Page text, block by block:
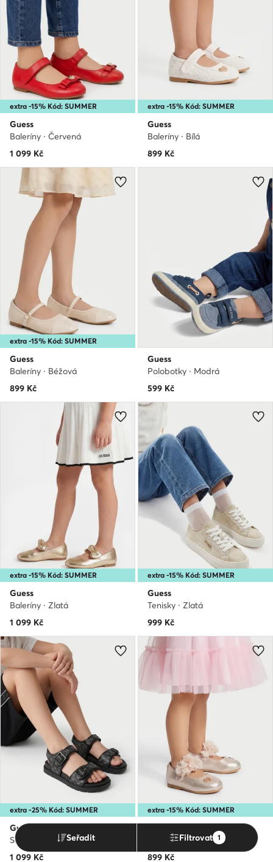
extra -15% Kód: SUMMER
Guess
Baleríny · Červená
1 099 Kč
extra -15% Kód: SUMMER
Guess
Baleríny · Bílá
899 Kč
extra -15% Kód: SUMMER
Guess
Baleríny · Béžová
899 Kč
Guess
Polobotky · Modrá
599 Kč
extra -15% Kód: SUMMER
Guess
Baleríny · Zlatá
1 099 Kč
extra -15% Kód: SUMMER
Guess
Tenisky · Zlatá
999 Kč
extra -25% Kód: SUMMER
Guess
Sandály · Černá
1 099 Kč
extra -15% Kód: SUMMER
Baleríny · Růžová
899 Kč
Seřadit Filtrovat 1